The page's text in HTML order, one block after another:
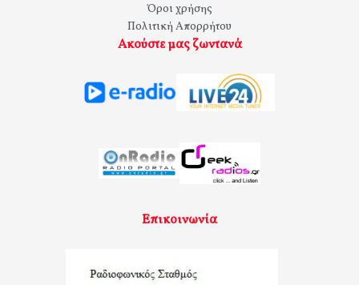
Όροι χρήσης
Πολιτική Απορρήτου
Ακούστε μας ζωντανά
Επικοινωνία